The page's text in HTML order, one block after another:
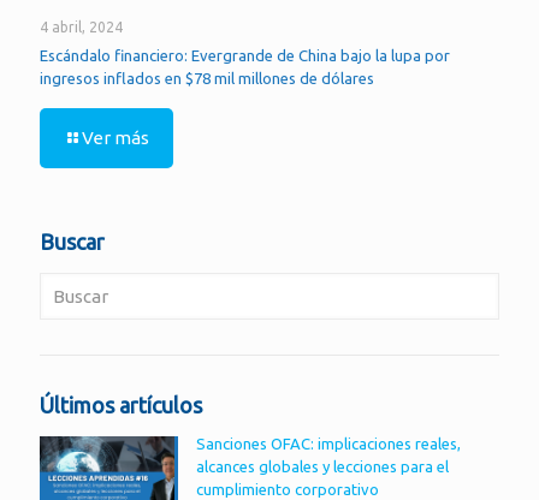
4 abril, 2024
Escándalo financiero: Evergrande de China bajo la lupa por
ingresos inflados en $78 mil millones de dólares
Ver más
Buscar
Últimos artículos
Sanciones OFAC: implicaciones reales,
alcances globales y lecciones para el
cumplimiento corporativo